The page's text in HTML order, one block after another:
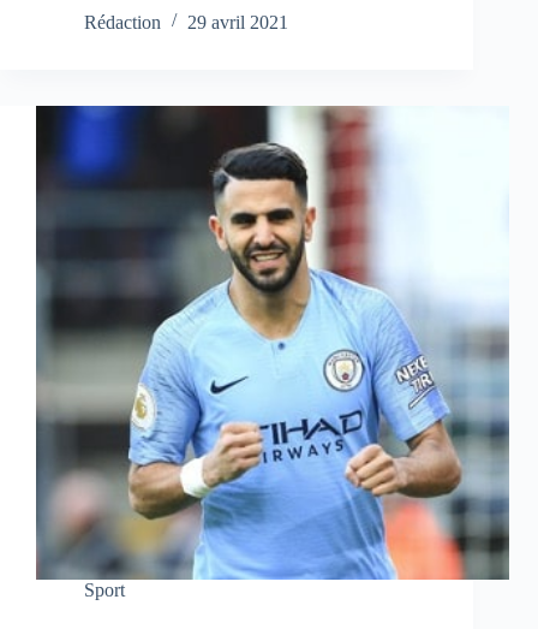
Rédaction
29 avril 2021
Sport